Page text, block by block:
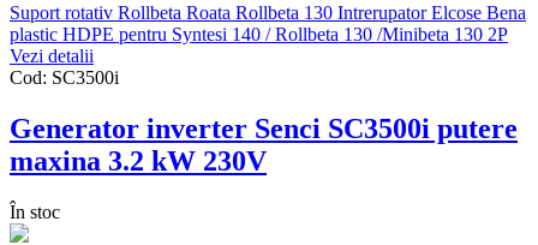
Suport rotativ Rollbeta Roata Rollbeta 130 Intrerupator Elcose Bena
plastic HDPE pentru Syntesi 140 / Rollbeta 130 /Minibeta 130 2P
Vezi detalii
Cod: SC3500i
Generator inverter Senci SC3500i putere
maxina 3.2 kW 230V
În stoc